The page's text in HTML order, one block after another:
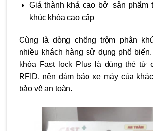
Giá thành khá cao bởi sản phẩm
khúc khóa cao cấp
Cùng là dòng chống trộm phân
nhiều khách hàng sử dụng phổ
khóa Fast lock Plus là dùng thẻ từ
RFID, nên đảm bảo xe máy của
bảo vệ an toàn.